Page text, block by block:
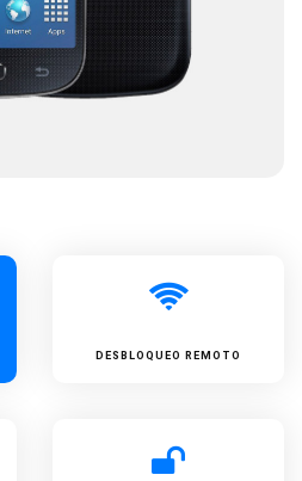
DESBLOQUEO REMOTO